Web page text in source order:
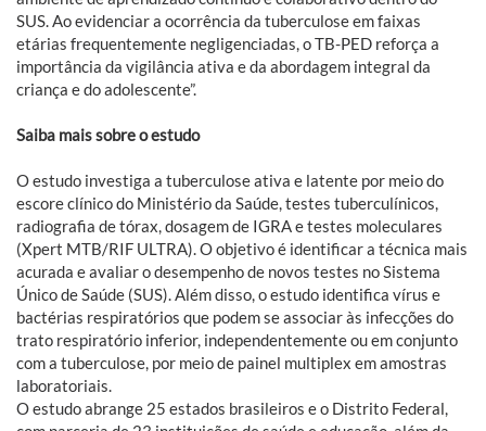
SUS. Ao evidenciar a ocorrência da tuberculose em faixas
etárias frequentemente negligenciadas, o TB-PED reforça a
importância da vigilância ativa e da abordagem integral da
criança e do adolescente”.
Saiba mais sobre o estudo
O estudo investiga a tuberculose ativa e latente por meio do
escore clínico do Ministério da Saúde, testes tuberculínicos,
radiografia de tórax, dosagem de IGRA e testes moleculares
(Xpert MTB/RIF ULTRA). O objetivo é identificar a técnica mais
acurada e avaliar o desempenho de novos testes no Sistema
Único de Saúde (SUS). Além disso, o estudo identifica vírus e
bactérias respiratórios que podem se associar às infecções do
trato respiratório inferior, independentemente ou em conjunto
com a tuberculose, por meio de painel multiplex em amostras
laboratoriais.
O estudo abrange 25 estados brasileiros e o Distrito Federal,